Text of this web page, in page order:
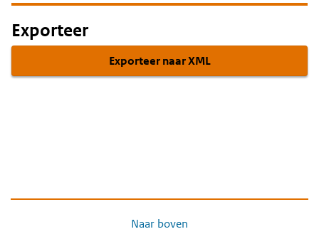
Exporteer
Exporteer naar XML
Naar boven